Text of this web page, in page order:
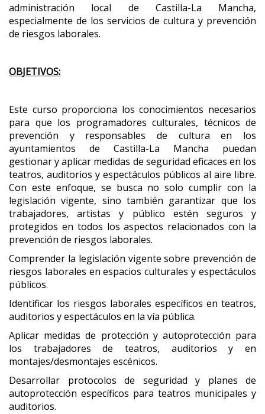
administración local de Castilla-La Mancha,
especialmente de los servicios de cultura y prevención
de riesgos laborales.
OBJETIVOS:
Este curso proporciona los conocimientos necesarios
para que los programadores culturales, técnicos de
prevención y responsables de cultura en los
ayuntamientos de Castilla-La Mancha puedan
gestionar y aplicar medidas de seguridad eficaces en los
teatros, auditorios y espectáculos públicos al aire libre.
Con este enfoque, se busca no solo cumplir con la
legislación vigente, sino también garantizar que los
trabajadores, artistas y público estén seguros y
protegidos en todos los aspectos relacionados con la
prevención de riesgos laborales.
Comprender la legislación vigente sobre prevención de
riesgos laborales en espacios culturales y espectáculos
públicos.
Identificar los riesgos laborales específicos en teatros,
auditorios y espectáculos en la vía pública.
Aplicar medidas de protección y autoprotección para
los trabajadores de teatros, auditorios y en
montajes/desmontajes escénicos.
Desarrollar protocolos de seguridad y planes de
autoprotección específicos para teatros municipales y
auditorios.